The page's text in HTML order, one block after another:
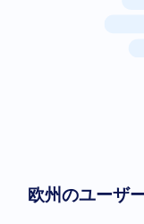
欧州のユーザ